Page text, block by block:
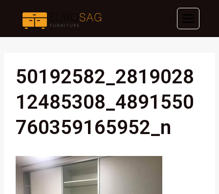
content
50192582_2819028
12485308_4891550
760359165952_n